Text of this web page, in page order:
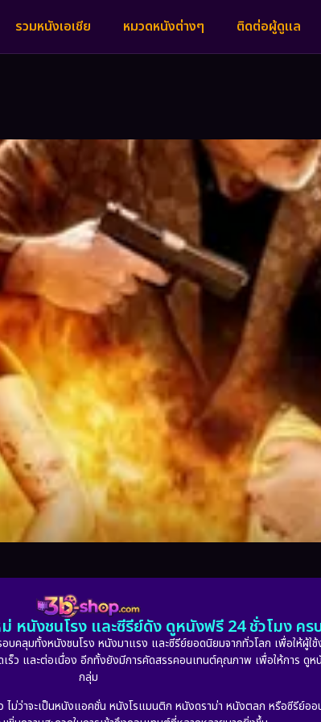
รวมหนังเอเชีย หมวดหนังต่างๆ ติดต่อผู้ดูแล
หนังชนโรง และซีรีย์ดัง ดูหนังฟรี 24 ชั่วโมง ค
ลุมทั้งหนังชนโรง หนังมาแรง และซีรีย์ยอดนิยมจากทั่วโลก เพื่อให้ผู้
ร็ว และต่อเนื่อง อีกทั้งยังมีการคัดสรรคอนเทนต์คุณภาพ เพื่อให้การ ดู
กลุ่ม
ไม่ว่าจะเป็นหนังแอคชั่น หนังโรแมนติก หนังดราม่า หนังตลก หรือซีรีย์